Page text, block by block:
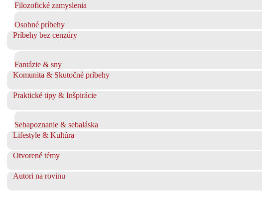
Filozofické zamyslenia
Osobné príbehy
Príbehy bez cenzúry
Fantázie & sny
Komunita & Skutočné príbehy
Praktické tipy & Inšpirácie
Sebapoznanie & sebaláska
Lifestyle & Kultúra
Otvorené témy
Autori na rovinu